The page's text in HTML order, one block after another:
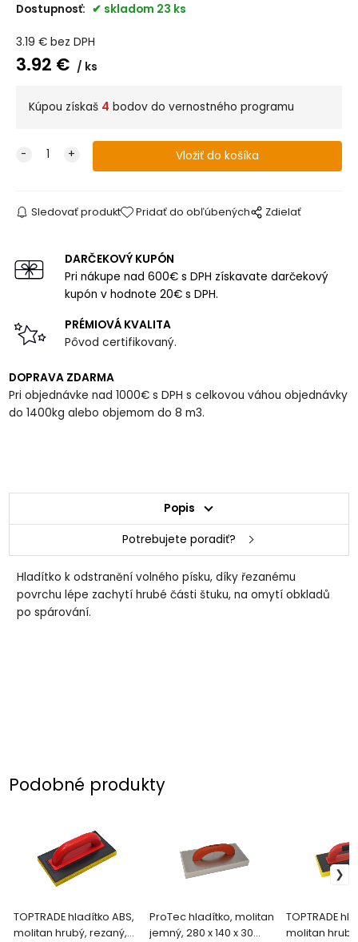
Dostupnosť: skladom 23 ks
3.19 € bez DPH
3.92 € ks
Kúpou získaš 4 bodov do vernostného programu
Sledovať produkt Pridať do obľúbených Zdielať
DARČEKOVÝ KUPÓN
Pri nákupe nad 600€ s DPH získavate darčekový
kupón v hodnote 20€ s DPH.
PRÉMIOVÁ KVALITA
Pôvod certifikovaný.
DOPRAVA ZDARMA
Pri objednávke nad 1000€ s DPH s celkovou váhou objednávky
do 1400kg alebo objemom do 8 m3.
Popis
Potrebujete poradiť?
Hladítko k odstranění volného písku, díky řezanému
povrchu lépe zachytí hrubé části štuku, na omytí obkladů
po spárování.
Podobné produkty
TOPTRADE hladítko ABS,
molitan hrubý, rezaný,
ProTec hladítko, molitan
jemný, 280 x 140 x 30
TOPTRADE
molitan